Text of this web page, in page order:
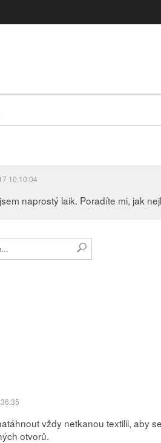
10:10:04
naprostý laik. Poradíte mi, jak
vždy netkanou textilii, aby
otvorů.